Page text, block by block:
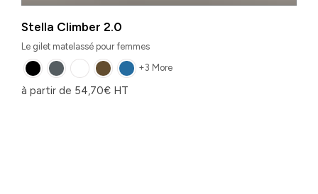
Stella Climber 2.0
Le gilet matelassé pour femmes
+3 More
à partir de 54,70€ HT